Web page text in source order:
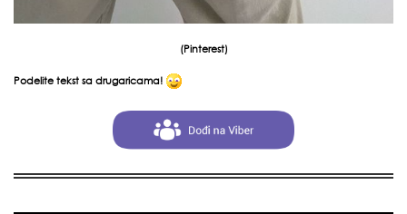
(Pinterest)
Podelite tekst sa drugaricama!